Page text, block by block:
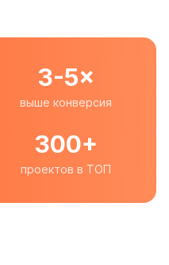
3-5×
выше конверсия
300+
проектов в ТОП